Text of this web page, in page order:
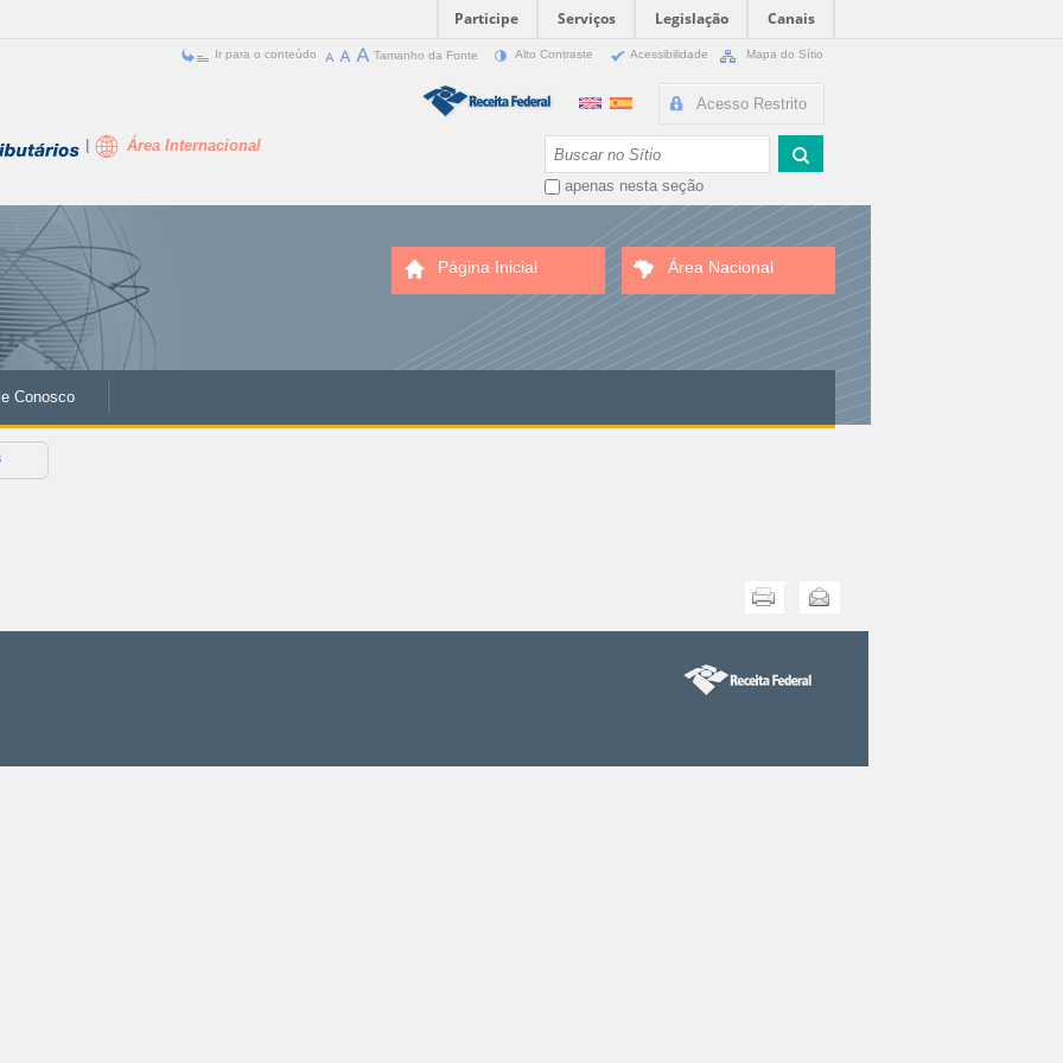
Participe Serviços Legislação
Canais
Ir para o conteúdo Tamanho da Fonte Alto Contraste Acessibilidade Mapa do Sítio
Acesso Restrito
apenas nesta seção
Área Internacional
Página Inicial Área Nacional
Conosco
Enviar